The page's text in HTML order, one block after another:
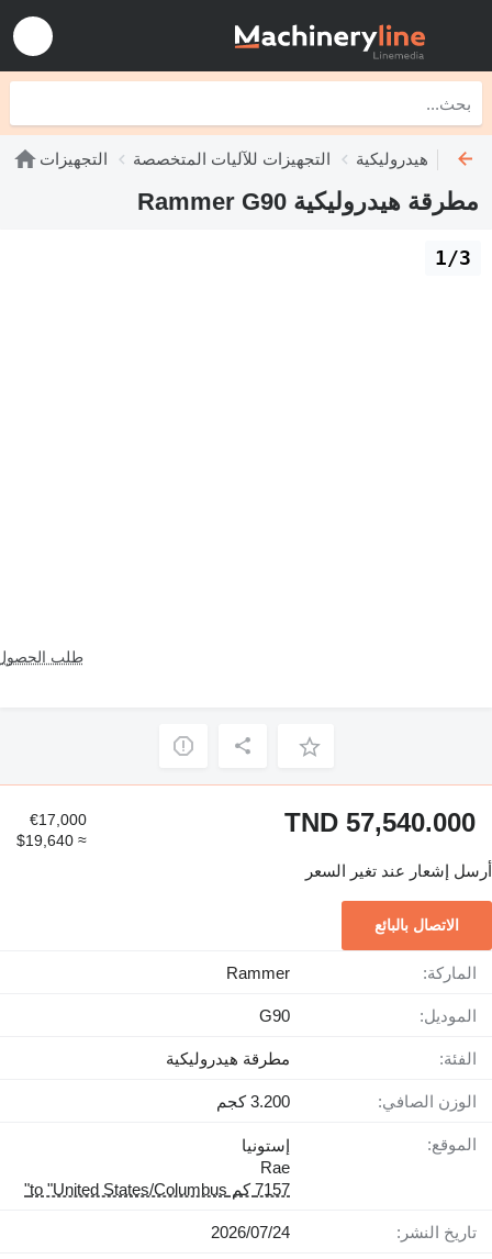
التجهيزات التجهيزات للآليات المتخصصة مطارق هيدروليكية
مطرقة هيدروليكية Rammer G90
طلب
1/3
TND 57,540.000
€17,000
≈ $19,640
أرسل إشعار عند تغير السعر
الاتصال بالبائع
الماركة: Rammer
الموديل: G90
الفئة: مطرقة هيدروليكية
الوزن الصافي: 3.200 كجم
الموقع:
إستونيا
Rae
7157 كم to "United States/Columbus"
تاريخ النشر: 24‏/07‏/2026